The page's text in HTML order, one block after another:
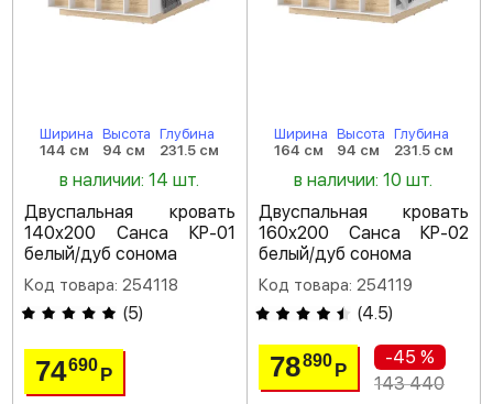
Ширина
144 см
Высота
94 см
Глубина
231.5 см
в наличии: 14 шт.
Двуспальная кровать
140х200 Санса КР-01
белый/дуб сонома
Код товара: 254118
(5)
74690Р
Ширина
164 см
Высота
94 см
Глубина
231.5 см
в наличии: 10 шт.
Двуспальная кровать
160х200 Санса КР-02
белый/дуб сонома
Код товара: 254119
(4.5)
78890 Р
-45 %
143 440